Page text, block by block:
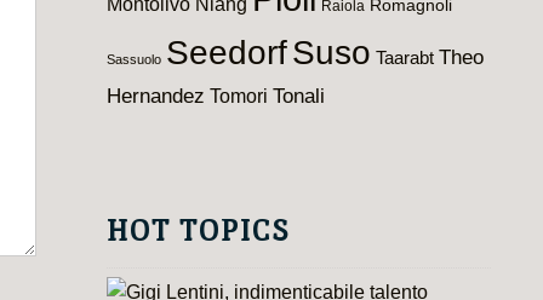
Raiola Romagnoli
Sassuolo SeedorfSuso Taarabt Theo
Hernandez Tomori Tonali
HOT TOPICS